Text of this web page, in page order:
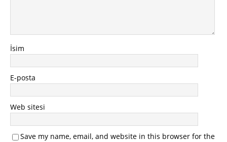
İsim
E-posta
Web sitesi
Save my name, email, and website in this browser for the